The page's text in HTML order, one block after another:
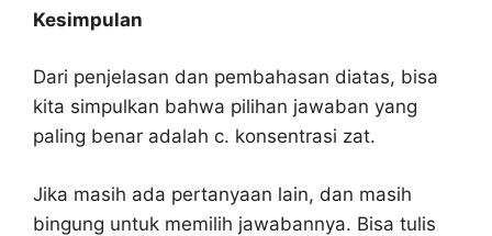
Kesimpulan
Dari penjelasan dan pembahasan diatas, bisa
kita simpulkan bahwa pilihan jawaban yang
paling benar adalah c. konsentrasi zat.
Jika masih ada pertanyaan lain, dan masih
bingung untuk memilih jawabannya. Bisa tulis